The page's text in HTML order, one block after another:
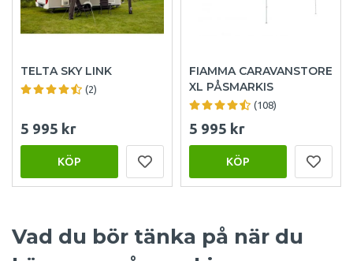
TELTA SKY LINK
(2)
5 995 kr
KÖP
FIAMMA CARAVANSTORE
XL PÅSMARKIS
(108)
5 995 kr
KÖP
Vad du bör tänka på när du